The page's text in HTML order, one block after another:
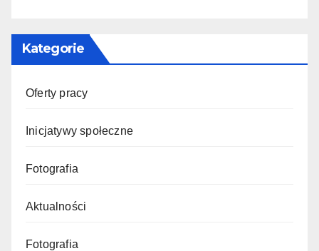
Kategorie
Oferty pracy
Inicjatywy społeczne
Fotografia
Aktualności
Fotografia